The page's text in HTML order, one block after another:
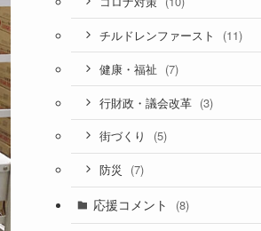
チルドレンファースト (11)
健康・福祉 (7)
行財政・議会改革 (3)
街づくり (5)
防災 (7)
応援コメント (8)